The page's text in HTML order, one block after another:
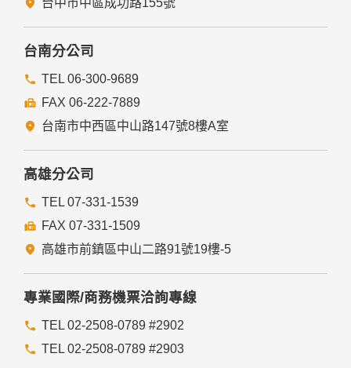
台中市中區成功路155號
台南分公司
TEL 06-300-9689
FAX 06-222-7889
台南市中西區中山路147號8樓A室
高雄分公司
TEL 07-331-1539
FAX 07-331-1509
高雄市前鎮區中山二路91號19樓-5
專業國際/商務機票洽詢專線
TEL 02-2508-0789 #2902
TEL 02-2508-0789 #2903